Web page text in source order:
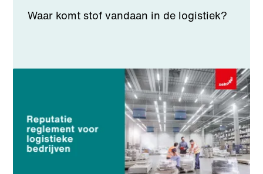
Waar komt stof vandaan in de logistiek?